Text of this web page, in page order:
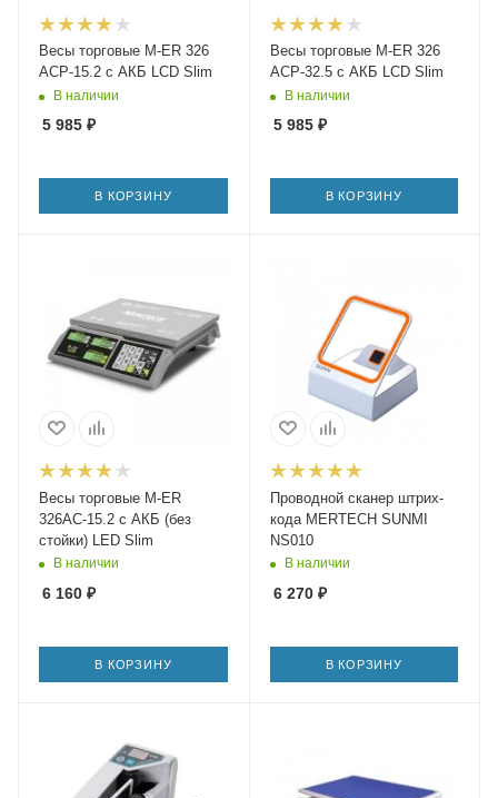
Весы торговые M-ER 326
ACP-15.2 с АКБ LCD Slim
В наличии
5 985 ₽
В КОРЗИНУ
Весы торговые M-ER 326
ACP-32.5 с АКБ LCD Slim
В наличии
5 985₽
В КОРЗИНУ
Весы торговые M-ER
326AC-15.2 с АКБ (без
стойки) LED Slim
В наличии
6 160 ₽
В КОРЗИНУ
Проводной сканер штрих-
кода MERTECH SUNMI
NS010
В наличии
6 270₽
В КОРЗИНУ